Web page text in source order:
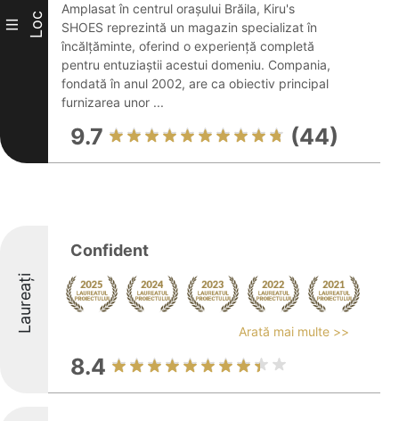
III Loc
Amplasat în centrul orașului Brăila, Kiru's
SHOES reprezintă un magazin specializat în
încălțăminte, oferind o experiență completă
pentru entuziaștii acestui domeniu. Compania,
fondată în anul 2002, are ca obiectiv principal
furnizarea unor ...
9.7 (44)
Laureați
Confident
Arată mai multe >>
8.4